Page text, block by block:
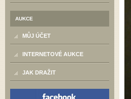
AUKCE
MŮJ ÚČET
INTERNETOVÉ AUKCE
JAK DRAŽIT